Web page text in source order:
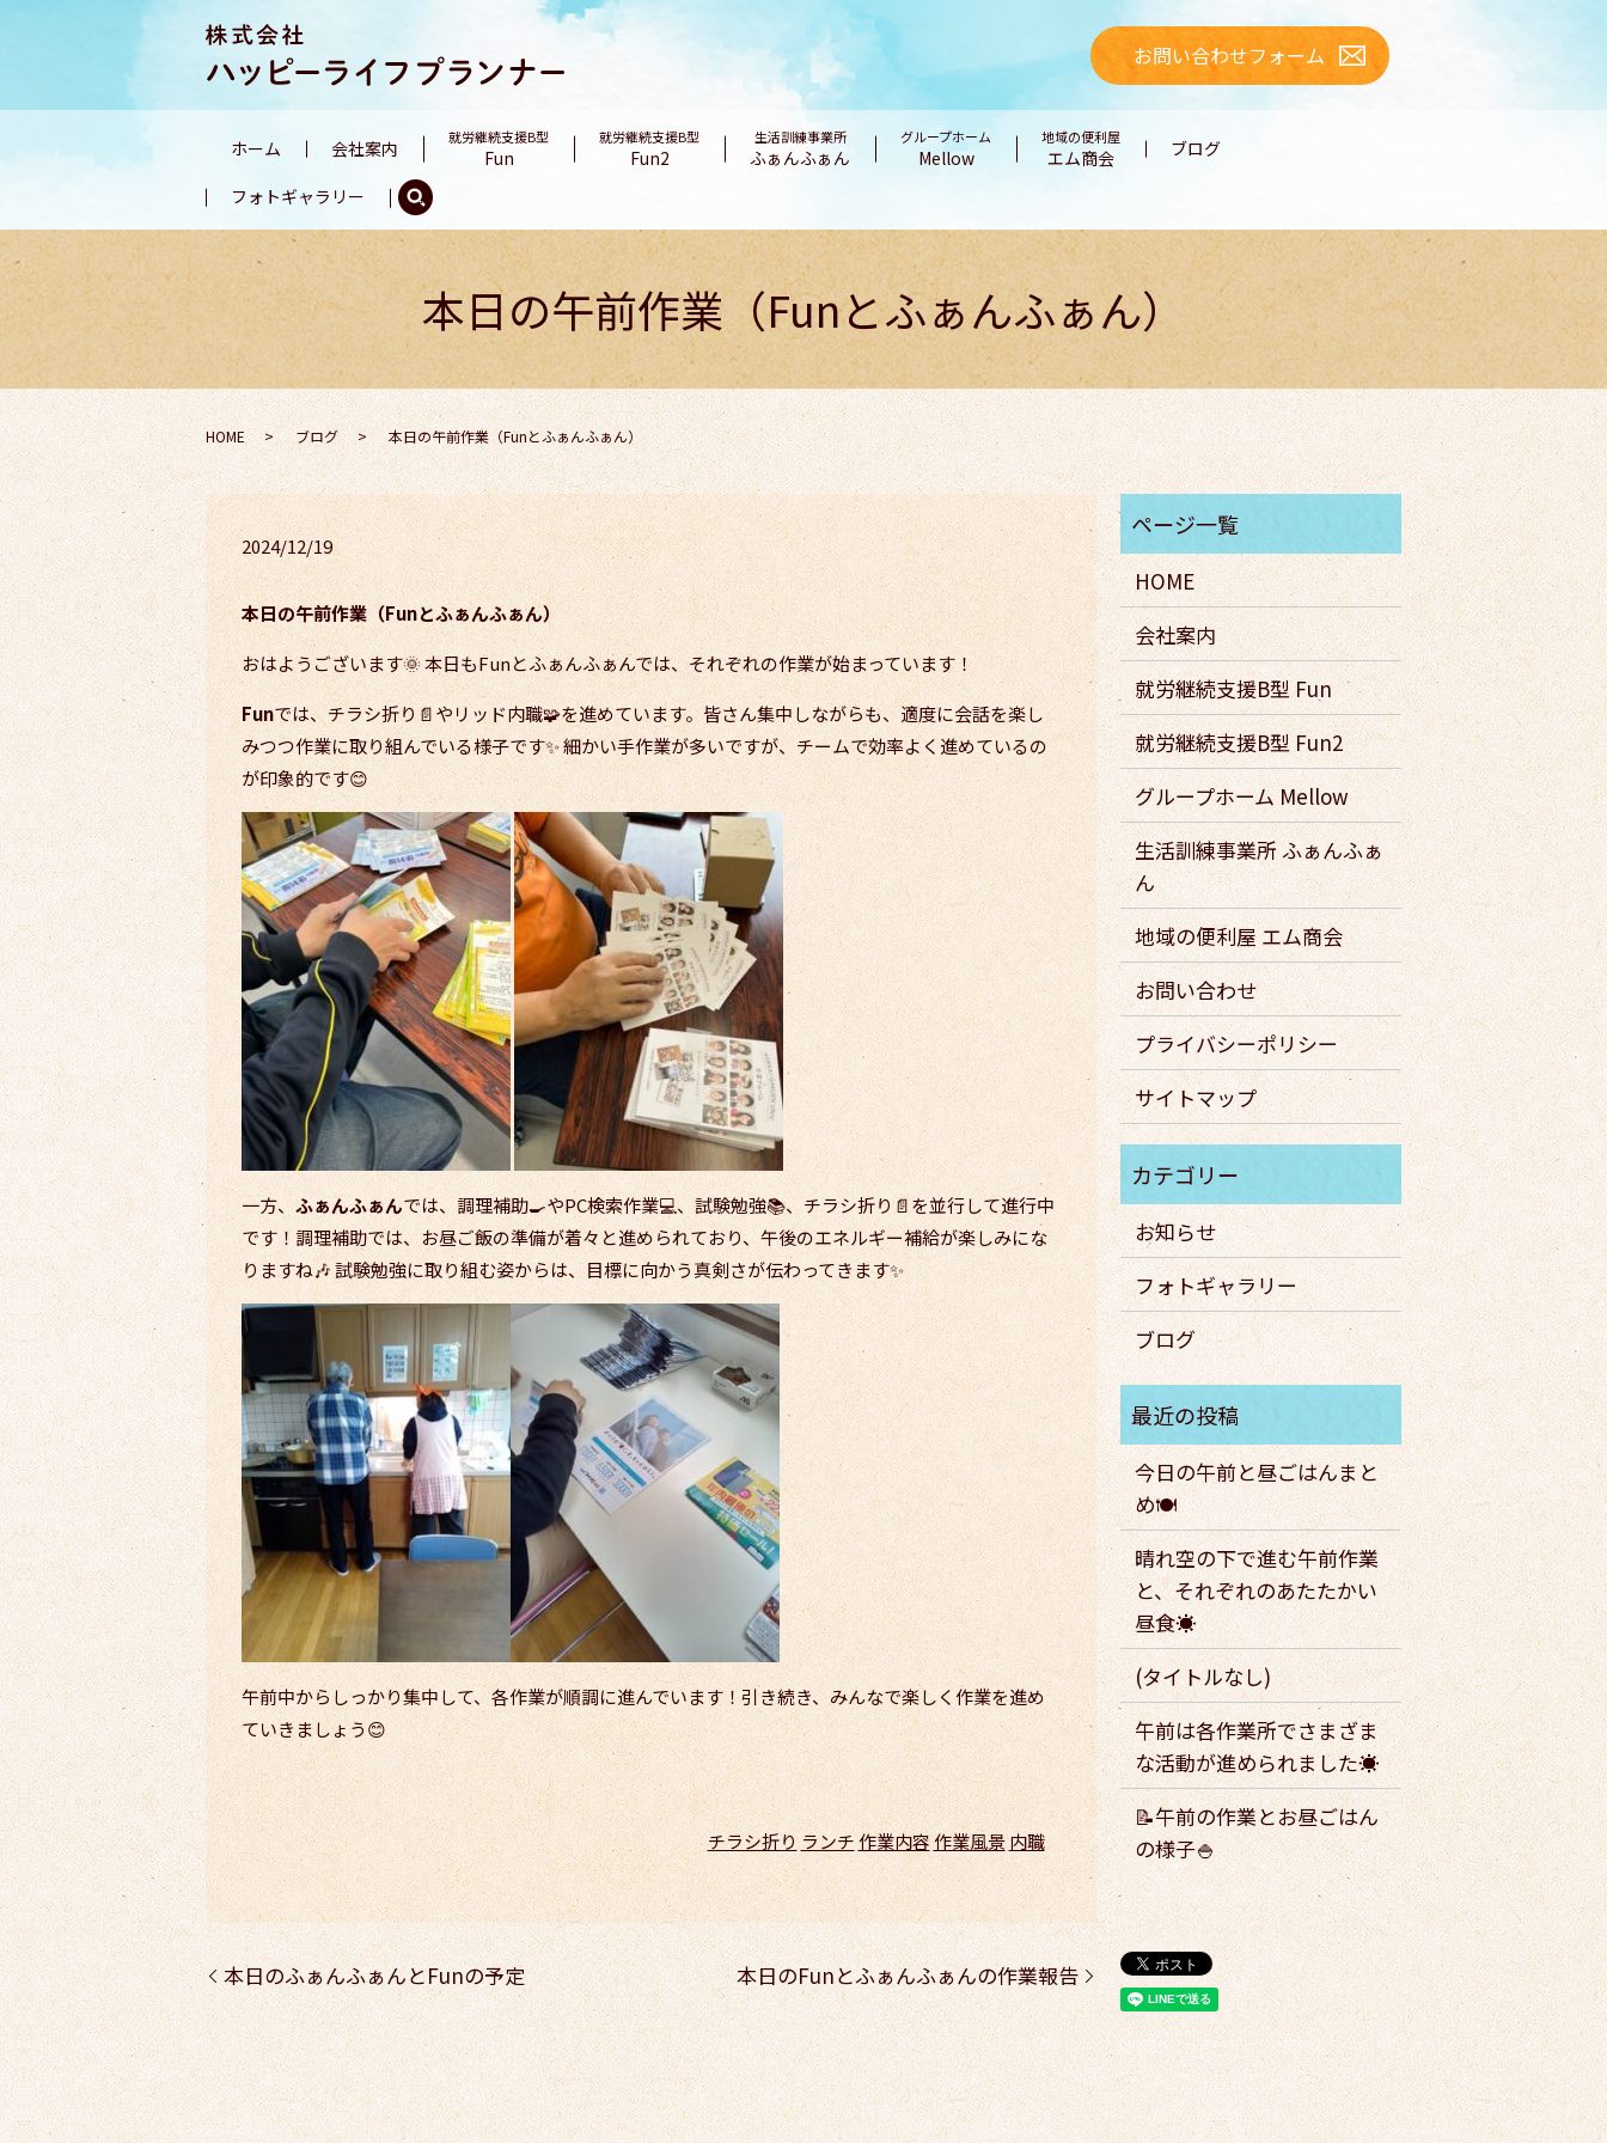
お問い合わせフォーム
ホーム 会社案内 就労継続支援B型
Fun
就労継続支援B型
Fun2
生活訓練事業所
ふぁんふぁん
グループホーム
Mellow
地域の便利屋
エム商会 ブログ
フォトギャラリー
本日の午前作業（Funとふぁんふぁん）
HOME ブログ 本日の午前作業（Funとふぁんふぁん）
2024/12/19
本日の午前作業（Funとふぁんふぁん）
おはようございます🌞 本日もFunとふぁんふぁんでは、それぞれの作業が始まっています！
Funでは、チラシ折り📄やリッド内職🧩を進めています。皆さん集中しながらも、適度に会話を楽し
みつつ作業に取り組んでいる様子です✨ 細かい手作業が多いですが、チームで効率よく進めているの
が印象的です😊
一方、 ふぁんふぁんでは、調理補助🍳やPC検索作業💻、試験勉強📚、チラシ折り📄を並行して進行中
です！調理補助では、お昼ご飯の準備が着々と進められており、午後のエネルギー補給が楽しみにな
りますね🎶 試験勉強に取り組む姿からは、目標に向かう真剣さが伝わってきます✨
午前中からしっかり集中して、各作業が順調に進んでいます！引き続き、みんなで楽しく作業を進め
ていきましょう😊
チラシ折り ランチ作業内容作業風景 内職
本日のふぁんふぁんとFunの予定 本日のFunとふぁんふぁんの作業報告
HOME
会社案内
就労継続支援B型 Fun
就労継続支援B型 Fun2
グループホーム Mellow
生活訓練事業所 ふぁんふぁ
ん
地域の便利屋 エム商会
お問い合わせ
プライバシーポリシー
サイトマップ
お知らせ
フォトギャラリー
ブログ
今日の午前と昼ごはんまと
め🍽️
晴れ空の下で進む午前作業
と、それぞれのあたたかい
昼食☀️
(タイトルなし)
午前は各作業所でさまざま
な活動が進められました☀️
📝午前の作業とお昼ごはん
の様子🍚